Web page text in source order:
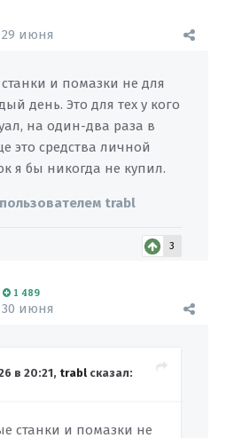
29 июня
и помазки не для
день. Это для тех у кого
на один-два раза в
это средства личной
я бы никогда не купил.
пользователем trabl
3
1 489
30 июня
в 20:21, trabl сказал:
станки и помазки не